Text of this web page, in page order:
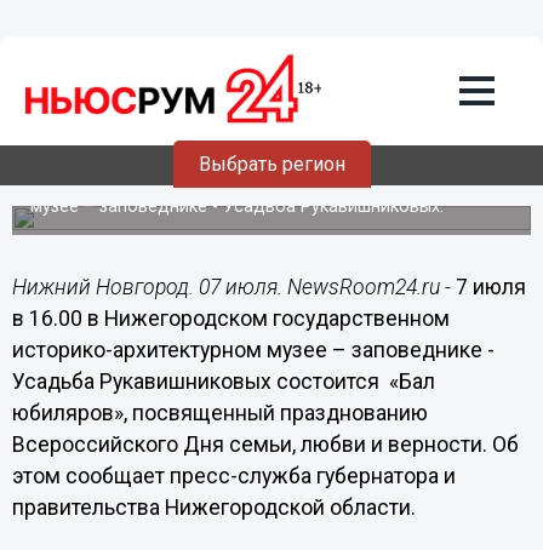
Выбрать регион
Более 20 семей со стажем
супружеской жизни от 25 лет примут
участие в "Бале юбиляров" в Нижнем
Новгороде
"Бал юбиляров" пройдет в историко-архитектурном
музее – заповеднике - Усадьба Рукавишниковых.
Нижний Новгород. 07 июля. NewsRoom24.ru - 7 июля
в 16.00 в Нижегородском государственном
историко-архитектурном музее – заповеднике -
Усадьба Рукавишниковых состоится «Бал
юбиляров», посвященный празднованию
Всероссийского Дня семьи, любви и верности. Об
этом сообщает пресс-служба губернатора и
правительства Нижегородской области.